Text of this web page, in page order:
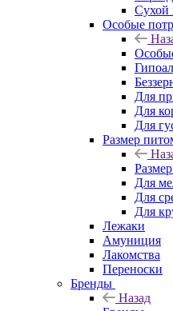
Сухой
Особые
Для
Для
Для
Размер
Для
Для
Для
Лежаки
Амуниция
Лакомства
Переноски
Бренды
Назад